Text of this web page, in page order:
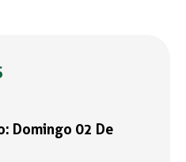
Domingo 02 De